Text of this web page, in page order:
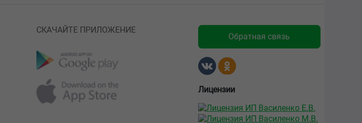
СКАЧАЙТЕ ПРИЛОЖЕНИЕ
Обратная связь
Лицензии